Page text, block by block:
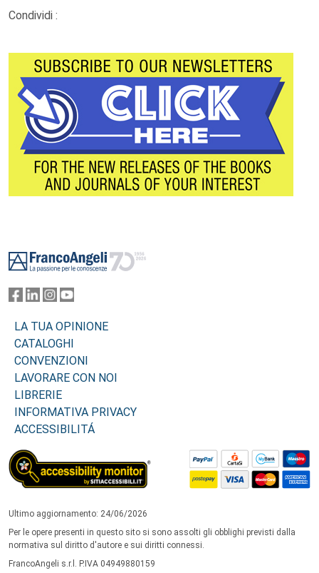
Condividi :
LA TUA OPINIONE
CATALOGHI
CONVENZIONI
LAVORARE CON NOI
LIBRERIE
INFORMATIVA PRIVACY
ACCESSIBILITÁ
Ultimo aggiornamento: 24/06/2026
Per le opere presenti in questo sito si sono assolti gli obblighi previsti dalla
normativa sul diritto d'autore e sui diritti connessi.
FrancoAngeli s.r.l. P.IVA 04949880159